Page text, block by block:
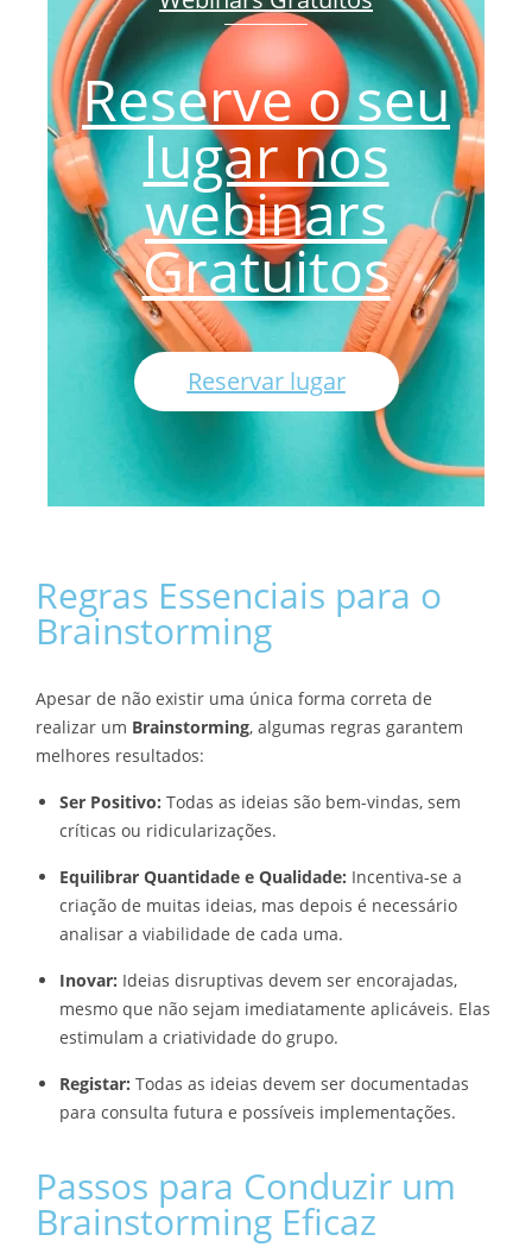
Reserve o seu
lugar nos
webinars
Gratuitos
Reservar lugar
Regras Essenciais para o
Brainstorming
Apesar de não existir uma única forma correta de
realizar um Brainstorming, algumas regras garantem
melhores resultados:
Ser Positivo: Todas as ideias são bem-vindas, sem
críticas ou ridicularizações.
Equilibrar Quantidade e Qualidade: Incentiva-se a
criação de muitas ideias, mas depois é necessário
analisar a viabilidade de cada uma.
Inovar: Ideias disruptivas devem ser encorajadas,
mesmo que não sejam imediatamente aplicáveis. Elas
estimulam a criatividade do grupo.
Registar: Todas as ideias devem ser documentadas
para consulta futura e possíveis implementações.
Passos para Conduzir um
Brainstorming Eficaz